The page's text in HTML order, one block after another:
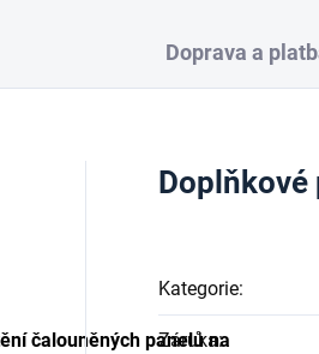
Doprava a
čalouněných panelů na
Doplňkové
Kategorie:
Záruka: